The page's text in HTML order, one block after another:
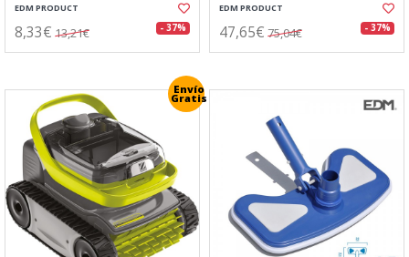
EDM PRODUCT
8,33€ 13,21€ - 37%
EDM PRODUCT
47,65€ 75,04€ - 37%
Envío
Gratis